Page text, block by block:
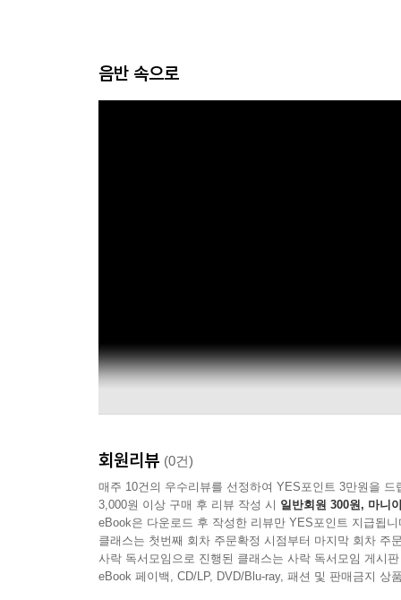
음반 속으로
회원리뷰 (0건)
매주 10건의 우수리뷰를 선정하여 YES포인트 3만원을 드
3,000원 이상 구매 후 리뷰 작성 시 일반회원 300원, 마니
eBook은 다운로드 후 작성한 리뷰만 YES포인트 지급됩니
클래스는 첫번째 회차 주문확정 시점부터 마지막 회차 주
사락 독서모임으로 진행된 클래스는 사락 독서모임 게시
eBook 페이백, CD/LP, DVD/Blu-ray, 패션 및 판매금지 상